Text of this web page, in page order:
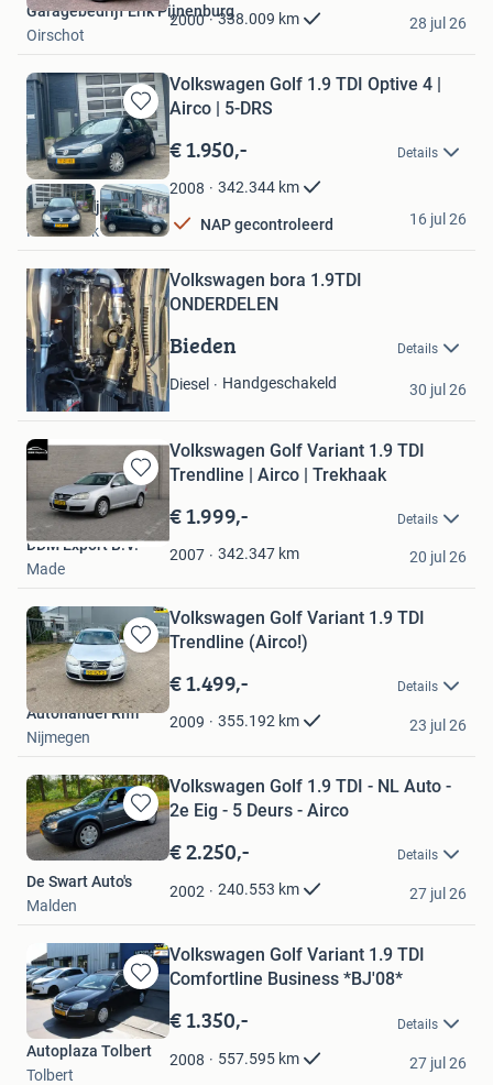
Favorieten2000 338.009 km
Garagebedrijf Erik Pijnenburg
Oirschot
28 jul 26
Bewaren
in
Mijn
Favorieten
Volkswagen Golf 1.9 TDI Optive 4 |
Airco | 5-DRS
€ 1.950,- Details
2008 342.344 km
NAP gecontroleerd
Autobedrijf Bilik
Ridderkerk
16 jul 26
Bewaren
Mijn
FavorietenVolkswagen bora 1.9TDI
ONDERDELEN
Bieden Details
Diesel Handgeschakeld
Jan
Urk
30 jul 26
Bewaren
in
Favorieten
Volkswagen Golf Variant 1.9 TDI
Trendline | Airco | Trekhaak
€ 1.999,- Details
2007 342.347 km
DDM Export B.V.
Made
20 jul 26
Bewaren
in
Mijn
Favorieten
Volkswagen Golf Variant 1.9 TDI
Trendline (Airco!)
€ 1.499,- Details
2009 355.192 km
Autohandel Riffi
Nijmegen
23 jul 26
Bewaren
in
Mijn
Favorieten
Volkswagen Golf 1.9 TDI - NL Auto -
2e Eig - 5 Deurs - Airco
€ 2.250,- Details
2002 240.553 km
De Swart Auto's
Malden
27 jul 26
Bewaren
in
Mijn
Favorieten
Volkswagen Golf Variant 1.9 TDI
Comfortline Business *BJ'08*
€ 1.350,- Details
2008 557.595 km
Autoplaza Tolbert
Tolbert
27 jul 26